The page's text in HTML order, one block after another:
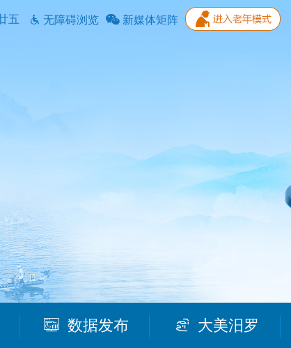
五 无障碍浏览 新媒体矩阵
数据发布 大美汨罗